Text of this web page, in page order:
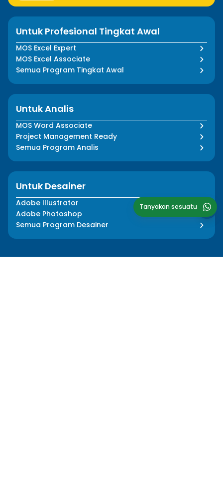
Tanyakan sesuatu
Untuk Profesional Tingkat Awal
MOS Excel Expert
MOS Excel Associate
Semua Program Tingkat Awal
Untuk Analis
MOS Word Associate
Project Management Ready
Semua Program Analis
Untuk Desainer
Adobe Illustrator
Adobe Photoshop
Semua Program Desainer